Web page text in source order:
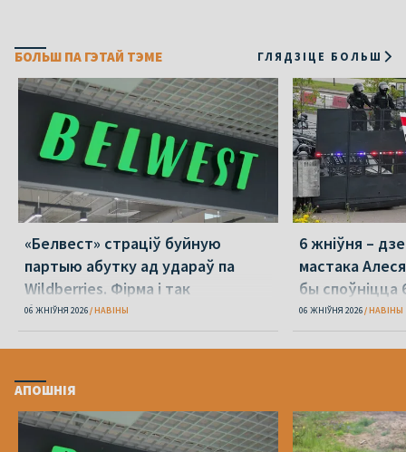
БОЛЬШ ПА ГЭТАЙ ТЭМЕ ГЛЯДЗІЦЕ БОЛЬШ
«Белвест» страціў буйную
партыю абутку ад удараў па
Wildberries. Фірма і так
банкрутавала
06 ЖНІЎНЯ 2026 НАВІНЫ
6 жніўня –
мастака
бы споўніцца
06 ЖНІЎНЯ 2026 НАВІНЫ
АПОШНІЯ